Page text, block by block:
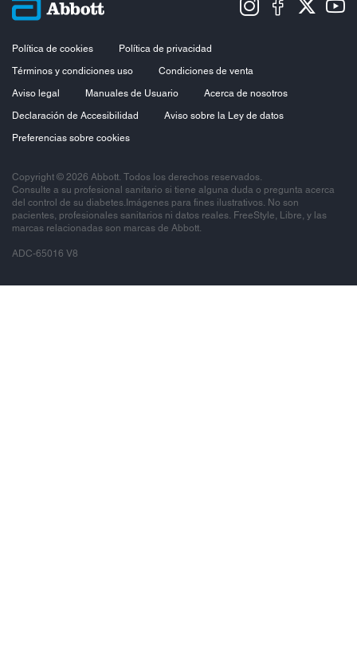
Política de cookies
Política de privacidad
Términos y condiciones uso
Condiciones de venta
Aviso legal
Manuales de Usuario
Acerca de nosotros
Declaración de Accesibilidad
Aviso sobre la Ley de datos
Preferencias sobre cookies
Copyright © 2026 Abbott. Todos los derechos reservados.
Consulte a su profesional sanitario si tiene alguna duda o pregunta acerca
del control de su diabetes.Imágenes para fines ilustrativos. No son
pacientes, profesionales sanitarios ni datos reales. FreeStyle, Libre, y las
marcas relacionadas son marcas de Abbott.
ADC-65016 V8